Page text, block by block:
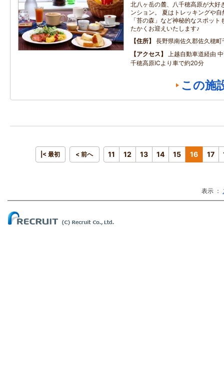
北八ヶ岳の麓、八千穂高原が大好
ンション。 夏はトレッキングや
「苔の森」など神秘的なスポッ
たかくお迎えいたします♪
住所
長野県南佐久郡佐久穂町
アクセス
上越自動車道経由
千穂高原ICより車で約20分
この施
|< 最初 < 前へ 11 12 13 14 15 16 17
表示 ：